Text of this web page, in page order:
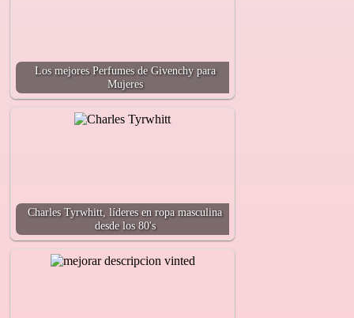
Los mejores Perfumes de Givenchy para
Mujeres
Charles Tyrwhitt, líderes en ropa masculina
desde los 80's